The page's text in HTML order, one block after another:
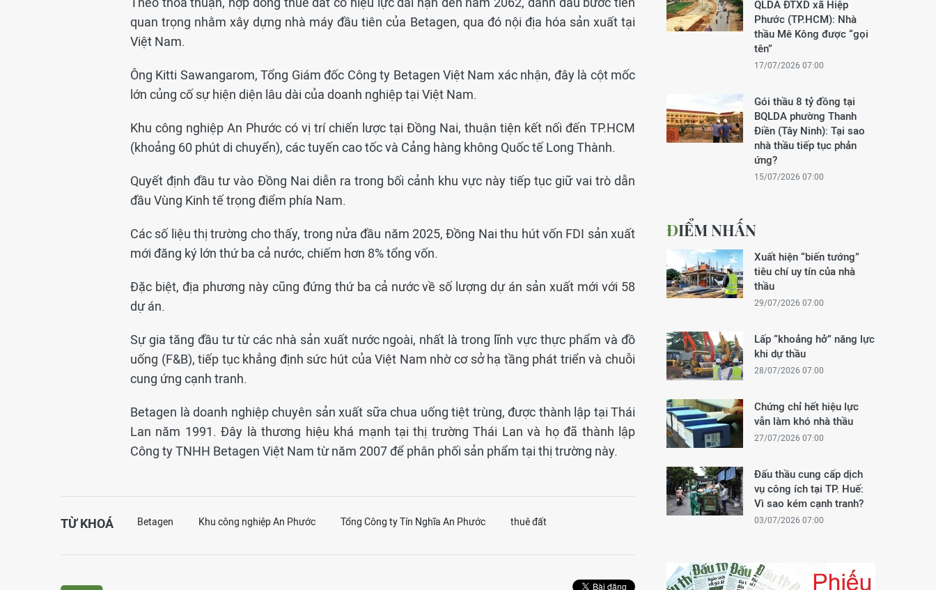
quan trọng nhằm xây dựng nhà máy đầu tiên của Betagen, qua đó nội địa hóa sản xuất tại
Việt Nam.
Ông Kitti Sawangarom, Tổng Giám đốc Công ty Betagen Việt Nam xác nhận, đây là cột mốc
lớn củng cố sự hiện diện lâu dài của doanh nghiệp tại Việt Nam.
Khu công nghiệp An Phước có vị trí chiến lược tại Đồng Nai, thuận tiện kết nối đến TP.HCM
(khoảng 60 phút di chuyển), các tuyến cao tốc và Cảng hàng không Quốc tế Long Thành.
Quyết định đầu tư vào Đồng Nai diễn ra trong bối cảnh khu vực này tiếp tục giữ vai trò dẫn
đầu Vùng Kinh tế trọng điểm phía Nam.
Các số liệu thị trường cho thấy, trong nửa đầu năm 2025, Đồng Nai thu hút vốn FDI sản xuất
mới đăng ký lớn thứ ba cả nước, chiếm hơn 8% tổng vốn.
Đặc biệt, địa phương này cũng đứng thứ ba cả nước về số lượng dự án sản xuất mới với 58
dự án.
Sự gia tăng đầu tư từ các nhà sản xuất nước ngoài, nhất là trong lĩnh vực thực phẩm và đồ
uống (F&B), tiếp tục khẳng định sức hút của Việt Nam nhờ cơ sở hạ tầng phát triển và chuỗi
cung ứng cạnh tranh.
Betagen là doanh nghiệp chuyên sản xuất sữa chua uống tiệt trùng, được thành lập tại Thái
Lan năm 1991. Đây là thương hiệu khá mạnh tại thị trường Thái Lan và họ đã thành lập
Công ty TNHH Betagen Việt Nam từ năm 2007 để phân phối sản phẩm tại thị trường này.
TỪ KHOÁ Betagen Khu công nghiệp An Phước Tổng Công ty Tín Nghĩa An Phước thuê đất
QLDA ĐTXD xã Hiệp
Phước (TP.HCM): Nhà
thầu Mê Kông được “gọi
tên”
17/07/2026 07:00
Gói thầu 8 tỷ đồng tại
BQLDA phường Thanh
Điền (Tây Ninh): Tại sao
nhà thầu tiếp tục phản
ứng?
15/07/2026 07:00
ĐIỂM NHẤN
Xuất hiện “biến tướng”
tiêu chí uy tín của nhà
thầu
29/07/2026 07:00
Lấp “khoảng hở” năng lực
khi dự thầu
28/07/2026 07:00
Chứng chỉ hết hiệu lực
vẫn làm khó nhà thầu
27/07/2026 07:00
Đấu thầu cung cấp dịch
vụ công ích tại TP. Huế:
Vì sao kém cạnh tranh?
03/07/2026 07:00